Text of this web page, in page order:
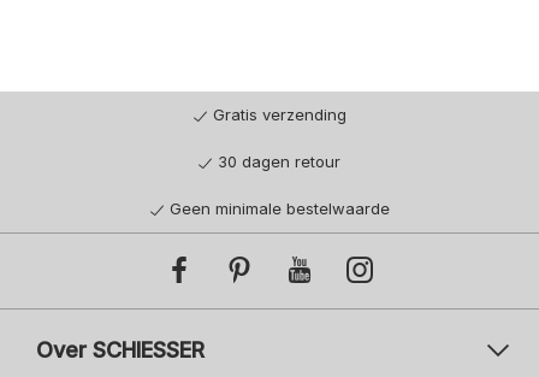
Gratis verzending
30 dagen retour
Geen minimale bestelwaarde
Over SCHIESSER